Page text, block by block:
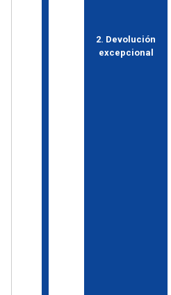
2. Devolución
excepcional